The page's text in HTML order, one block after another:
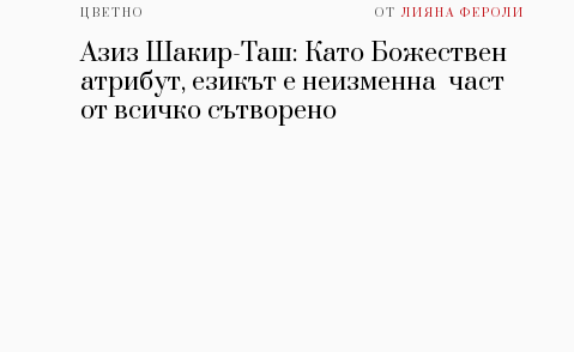
ЦВЕТНО ОТЛИЯНА ФЕРОЛИ
Азиз Шакир-Таш: Като Божествен
атрибут, езикът е неизменна част
от всичко сътворено